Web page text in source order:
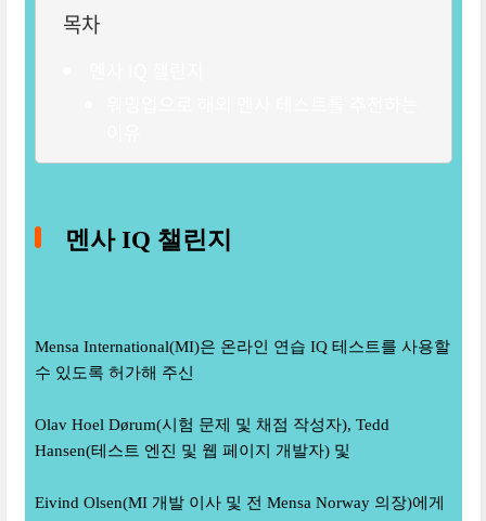
목차
멘사 IQ 챌린지
Mensa International(MI)은 온라인 연습 IQ 테스트를 사용할
수 있도록 허가해 주신
Olav Hoel Dørum(시험 문제 및 채점 작성자), Tedd
Hansen(테스트 엔진 및 웹 페이지 개발자) 및
Eivind Olsen(MI 개발 이사 및 전 Mensa Norway 의장)에게